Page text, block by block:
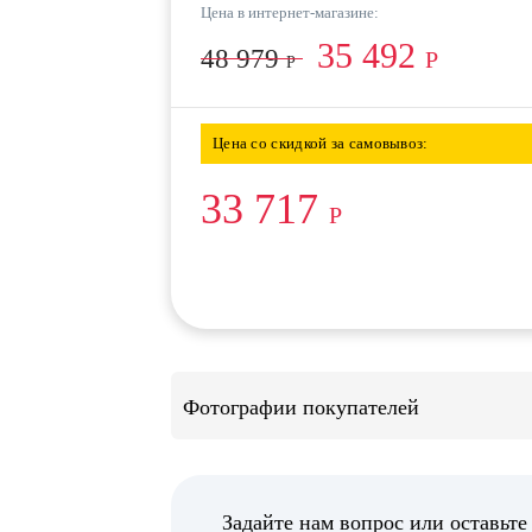
Цена в интернет-магазине:
48 979Р 35 492 Р
Цена со скидкой за самовывоз:
33 717 Р
Фотографии покупателей
Задайте нам вопрос или